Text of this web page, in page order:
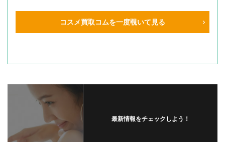
コスメ買取コムを一度覗いて見る
最新情報をチェックしよう！